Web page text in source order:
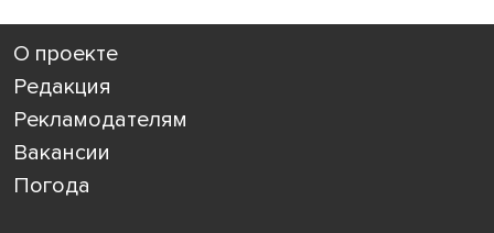
О проекте
Редакция
Рекламодателям
Вакансии
Погода